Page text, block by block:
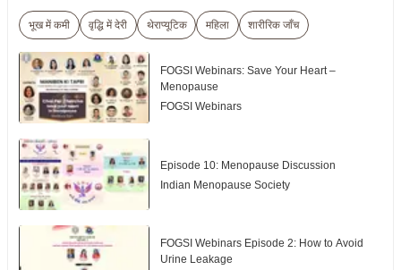
भूख में कमी वृद्धि में देरी थेराप्यूटिक महिला शारीरिक जाँच
FOGSI Webinars: Save Your Heart –
Menopause
FOGSI Webinars
Episode 10: Menopause Discussion
Indian Menopause Society
FOGSI Webinars Episode 2: How to Avoid
Urine Leakage